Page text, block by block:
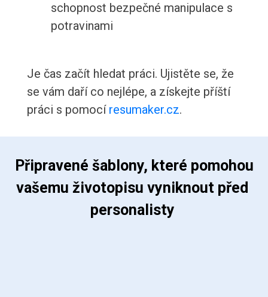
schopnost bezpečné manipulace s
potravinami
Je čas začít hledat práci. Ujistěte se, že
se vám daří co nejlépe, a získejte příští
práci s pomocí resumaker.cz.
vašemu životopisu vyniknout před
personalisty